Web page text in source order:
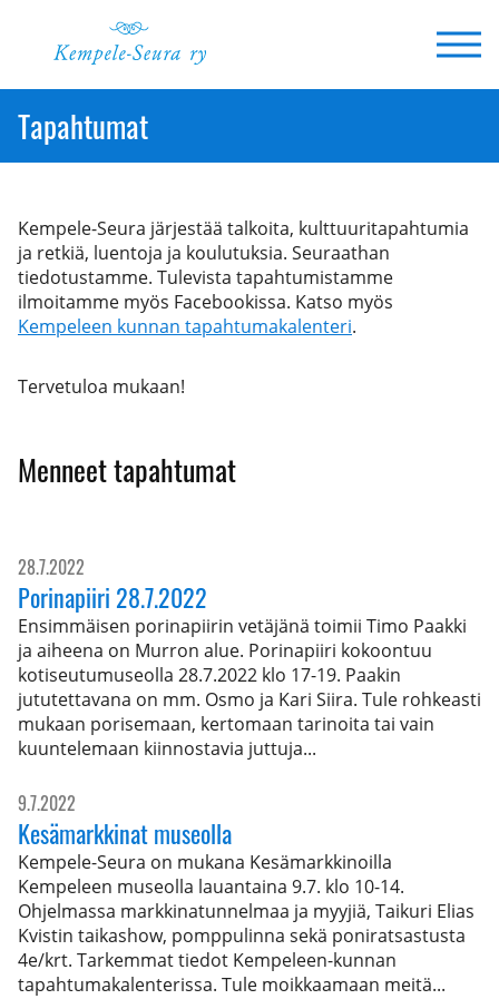
Tapahtumat
Kempele-Seura järjestää talkoita, kulttuuritapahtumia
ja retkiä, luentoja ja koulutuksia. Seuraathan
tiedotustamme. Tulevista tapahtumistamme
ilmoitamme myös Facebookissa. Katso myös
Kempeleen kunnan tapahtumakalenteri.
Tervetuloa mukaan!
Menneet tapahtumat
28.7.2022
Porinapiiri 28.7.2022
Ensimmäisen porinapiirin vetäjänä toimii Timo Paakki
ja aiheena on Murron alue. Porinapiiri kokoontuu
kotiseutumuseolla 28.7.2022 klo 17-19. Paakin
jututettavana on mm. Osmo ja Kari Siira. Tule rohkeasti
mukaan porisemaan, kertomaan tarinoita tai vain
kuuntelemaan kiinnostavia juttuja...
9.7.2022
Kesämarkkinat museolla
Kempele-Seura on mukana Kesämarkkinoilla
Kempeleen museolla lauantaina 9.7. klo 10-14.
Ohjelmassa markkinatunnelmaa ja myyjiä, Taikuri Elias
Kvistin taikashow, pomppulinna sekä poniratsastusta
4e/krt. Tarkemmat tiedot Kempeleen-kunnan
tapahtumakalenterissa. Tule moikkaamaan meitä...